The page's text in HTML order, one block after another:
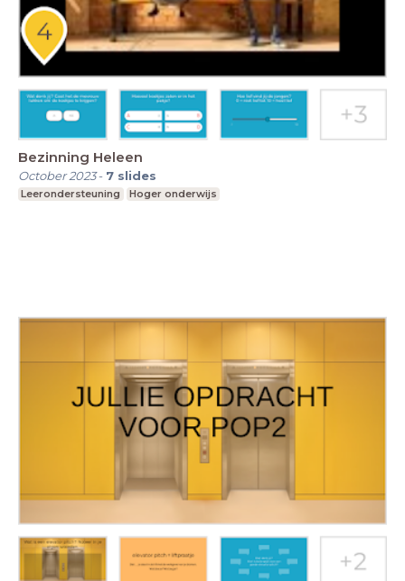
Bezinning Heleen
October 2023- 7 slides
Leerondersteuning Hoger onderwijs